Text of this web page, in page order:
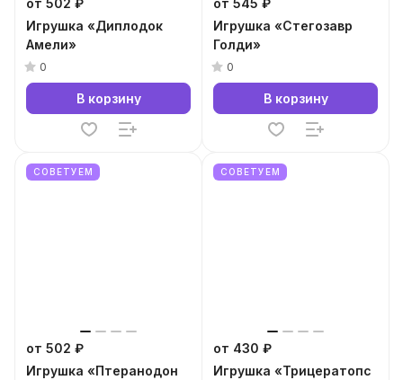
от 502 ₽
Игрушка «Диплодок
Амели»
0
В корзину
от 545 ₽
Игрушка «Стегозавр
Голди»
0
В корзину
СОВЕТУЕМ
от 502 ₽
Игрушка «Птеранодон
СОВЕТУЕМ
от 430 ₽
Игрушка «Трицератопс